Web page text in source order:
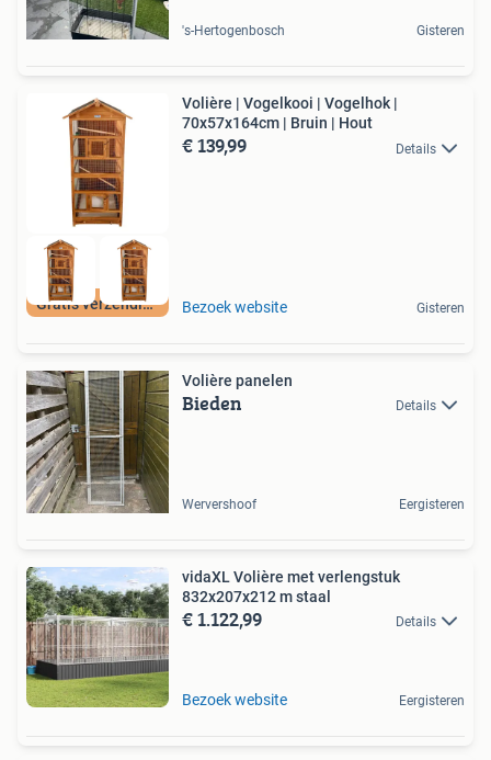
's-Hertogenbosch Gisteren
Gratis verzending
Volière | Vogelkooi | Vogelhok |
70x57x164cm | Bruin | Hout
€ 139,99 Details
Bezoek website Gisteren
Volière panelen
Bieden Details
Wervershoof Eergisteren
vidaXL Volière met verlengstuk
832x207x212 m staal
€ 1.122,99 Details
Bezoek website Eergisteren